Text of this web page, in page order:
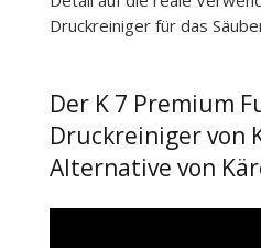
Druckreiniger für das
Der K 7 Premium
Druckreiniger von
Alternative von